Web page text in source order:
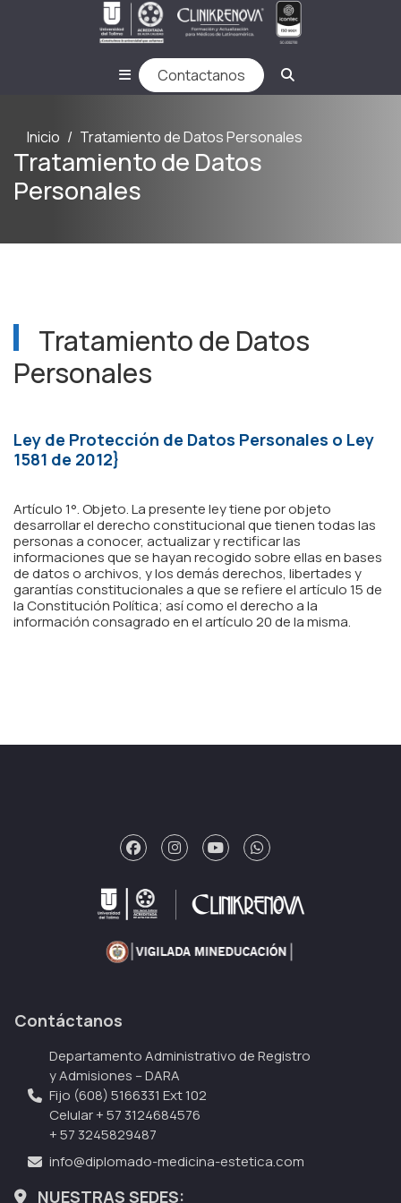
Contactanos
Inicio Tratamiento de Datos Personales
Tratamiento de Datos
Personales
Tratamiento de Datos
Personales
Ley de Protección de Datos Personales o Ley
1581 de 2012}
Artículo 1°. Objeto. La presente ley tiene por objeto
desarrollar el derecho constitucional que tienen todas las
personas a conocer, actualizar y rectificar las
informaciones que se hayan recogido sobre ellas en bases
de datos o archivos, y los demás derechos, libertades y
garantías constitucionales a que se refiere el artículo 15 de
la Constitución Política; así como el derecho a la
información consagrado en el artículo 20 de la misma.
Contáctanos
Departamento Administrativo de Registro
y Admisiones – DARA
Fijo (608) 5166331 Ext 102
Celular + 57 3124684576
+ 57 3245829487
info@diplomado-medicina-estetica.com
NUESTRAS SEDES: